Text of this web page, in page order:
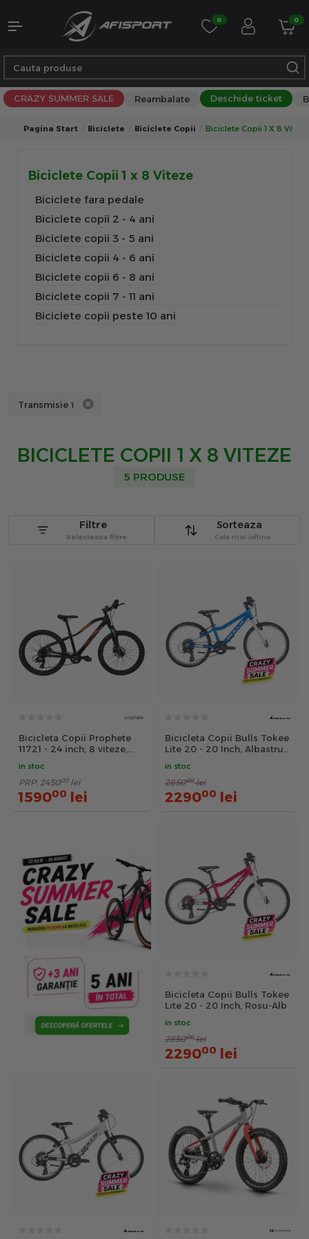
0 0
CRAZY SUMMER SALE Reambalate Deschide ticket
Pagina Start Biciclete Biciclete Copii Biciclete Copii 1 X 8 Viteze
Biciclete Copii 1 x 8 Viteze
Biciclete fara pedale
Biciclete copii 2 - 4 ani
Biciclete copii 3 - 5 ani
Biciclete copii 4 - 6 ani
Biciclete copii 6 - 8 ani
Biciclete copii 7 - 11 ani
Biciclete copii peste 10 ani
Transmisie 1
BICICLETE COPII 1 X 8 VITEZE
5 PRODUSE
Sorteaza
Cele mai ieftine
Filtre
Selecteaza filtre
Bicicleta Copii Prophete
11721 - 24 inch, 8 viteze,
in stoc
PRP: 245000 lei
159000 lei
Bicicleta Copii Bulls Tokee
Lite 20 - 20 Inch, Albastru,
in stoc
285000 lei
229000 lei
Bicicleta Copii Bulls Tokee
Lite 20 - 20 Inch, Rosu-Alb
in stoc
285000 lei
229000 lei